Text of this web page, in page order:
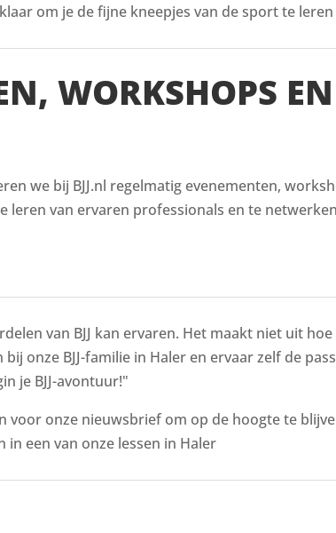
om je de fijne kneepjes van de sport te
WORKSHOPS
we bij BJJ.nl regelmatig evenementen,
van ervaren professionals en te
van BJJ kan ervaren. Het maakt niet uit
onze BJJ-familie in Haler en ervaar zelf de
je BJJ-avontuur!"
onze nieuwsbrief om op de hoogte te
een van onze lessen in Haler